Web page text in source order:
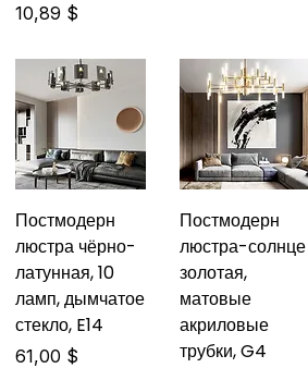
Цена
10,89 $
Постмодерн
люстра чёрно-
латунная, 10
ламп, дымчатое
стекло, E14
Цена
61,00 $
Постмодерн
люстра-солнце
золотая,
матовые
акриловые
трубки, G4